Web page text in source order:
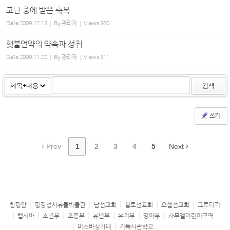
고난 중에 받은 축복
Date2009.12.13 By관리자 Views360
횃불언약의 약속과 성취
Date2009.11.22 By관리자 Views311
검색
쓰기
Prev 1 2 3 4 5 Next
참평안 평강성서유물박물관 남선교회 실로선교회 요셉선교회
그루터기
헵시바
소년부 초등부 유년부 유치부 영아부
사무엘어린이구역
미스바성가대
기독사관학교